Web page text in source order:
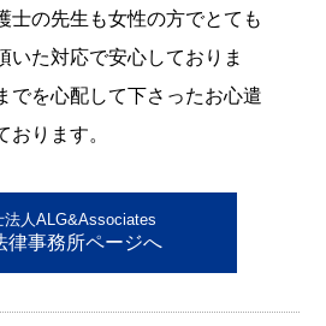
士の先生も女性の方でとても
いた対応で安心しておりま
でを心配して下さったお心遣
おります。
法人ALG&Associates
律事務所ページへ